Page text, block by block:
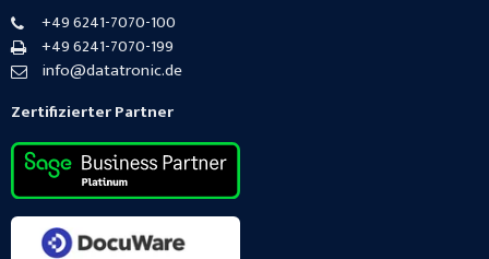
+49 6241-7070-100
+49 6241-7070-199
info@datatronic.de
Zertifizierter Partner